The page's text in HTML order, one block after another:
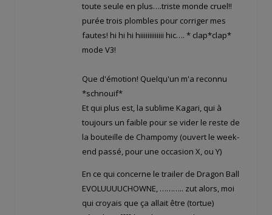
toute seule en plus….triste monde cruel!!
purée trois plombles pour corriger mes
fautes! hi hi hi hiiiiiiiiiiiii hic…. * clap*clap*
mode V3!
Que d'émotion! Quelqu'un m'a reconnu
*schnouif*
Et qui plus est, la sublime Kagari, qui à
toujours un faible pour se vider le reste de
la bouteille de Champomy (ouvert le week-
end passé, pour une occasion X, ou Y)
En ce qui concerne le trailer de Dragon Ball
EVOLUUUUCHOWNE, ……….. zut alors, moi
qui croyais que ça allait être (tortue)